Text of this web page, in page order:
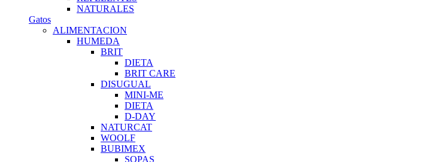
NATURALES
Gatos
ALIMENTACION
HUMEDA
BRIT
DIETA
BRIT CARE
DISUGUAL
MINI-ME
DIETA
D-DAY
NATURCAT
WOOLF
BUBIMEX
SOPAS